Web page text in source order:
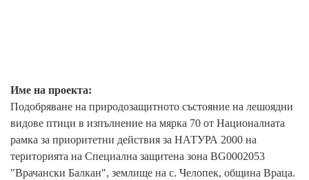
Име на проекта:
Подобряване на природозащитното състояние на лешоядни
видове птици в изпълнение на мярка 70 от Националната
рамка за приоритетни действия за НАТУРА 2000 на
територията на Специална защитена зона BG0002053
"Врачански Балкан", землище на с. Челопек, община Враца.